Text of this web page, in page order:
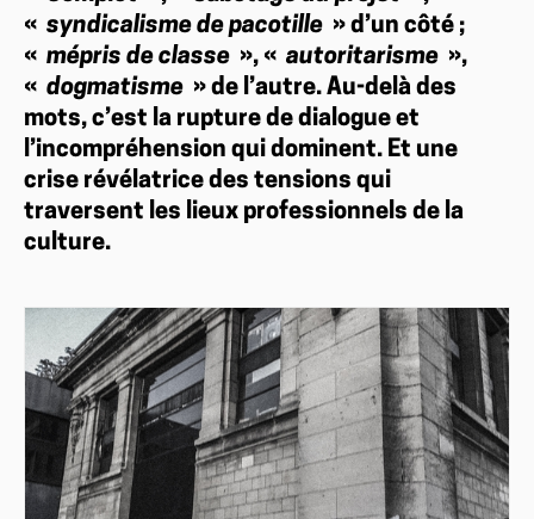
« syndicalisme de pacotille » d’un côté ;
« mépris de classe », « autoritarisme »,
« dogmatisme » de l’autre. Au-delà des
mots, c’est la rupture de dialogue et
l’incompréhension qui dominent. Et une
crise révélatrice des tensions qui
traversent les lieux professionnels de la
culture.